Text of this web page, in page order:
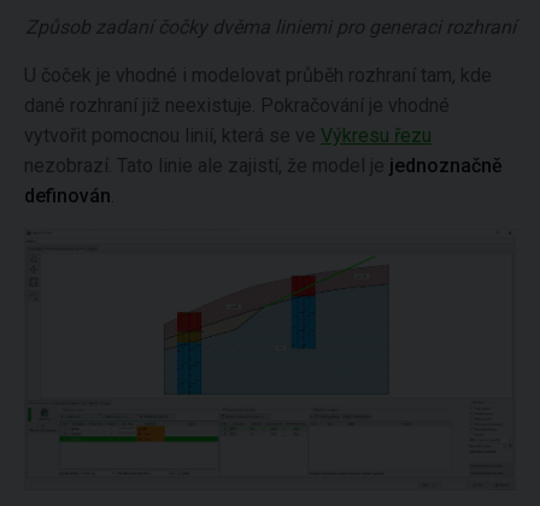
Způsob zadaní čočky dvěma liniemi pro generaci rozhraní
U čoček je vhodné i modelovat průběh rozhraní tam, kde
dané rozhraní již neexistuje. Pokračování je vhodné
vytvořit pomocnou linií, která se ve Výkresu řezu
nezobrazí. Tato linie ale zajistí, že model je jednoznačně
definován